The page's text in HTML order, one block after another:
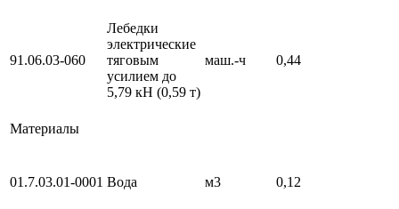
91.06.03-060
Лебедки
электрические
тяговым
усилием до
5,79 кН (0,59 т)
маш.-ч 0,44
Материалы
01.7.03.01-0001 Вода м3 0,12